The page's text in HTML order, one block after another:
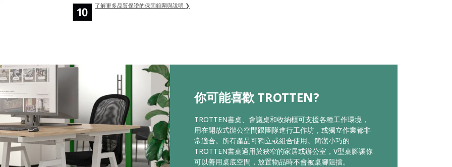
了解更多品質保證的保固範圍與說明 ❯
你可能喜歡 TROTTEN?
TROTTEN書桌、會議桌和收納櫃可支援各種工作環境，
用在開放式辦公空間跟團隊進行工作坊，或獨立作業都非
常適合。所有產品可獨立或組合使用。簡潔小巧的
TROTTEN書桌適用於狹窄的家居或辦公室，V型桌腳讓你
可以善用桌底空間，放置物品時不會被桌腳阻擋。